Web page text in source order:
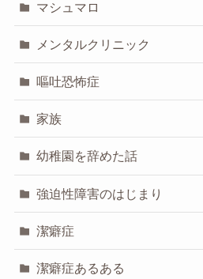
マシュマロ
メンタルクリニック
嘔吐恐怖症
家族
幼稚園を辞めた話
強迫性障害のはじまり
潔癖症
潔癖症あるある